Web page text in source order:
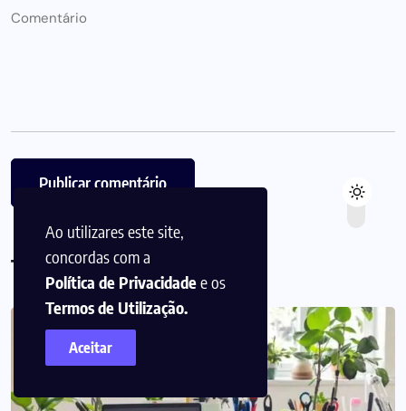
Ao utilizares este site,
concordas com a
Política de Privacidadee os
Termos de Utilização.
Aceitar
Também pode gostar